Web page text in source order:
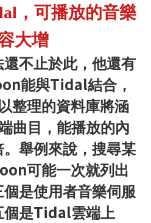
，可播放的音樂
大增
不止於此，他還有
能與Tidal結合，
整理的資料庫將涵
曲目，能播放的內
舉例來說，搜尋某
可能一次就列出
是使用者音樂伺服
個是Tidal雲端上